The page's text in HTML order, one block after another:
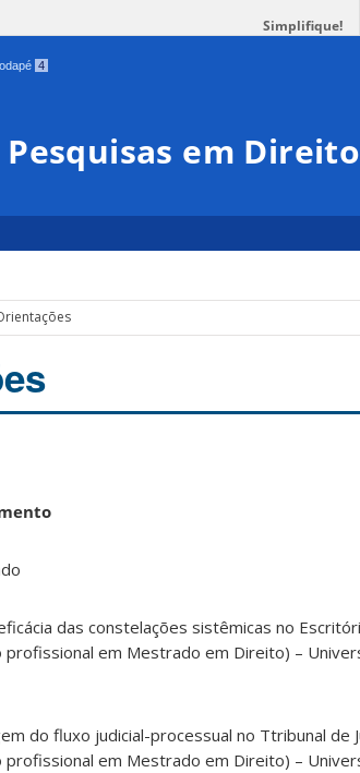
Simplifique!
4
em
das constelações sistêmicas no
em Mestrado em Direito) –
do fluxo judicial-processual no Ttribunal de
em Mestrado em Direito) –